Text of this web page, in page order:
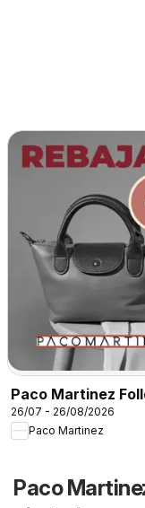
Paco Martinez
26/07 - 26/08/2026
Paco Martinez
Paco